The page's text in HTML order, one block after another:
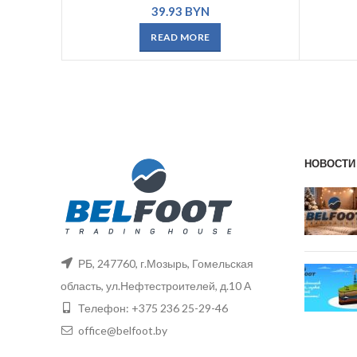
39.93 BYN
READ MORE
РБ, 247760, г.Мозырь, Гомельская
область, ул.Нефтестроителей, д.10 А
Телефон: +375 236 25-29-46
office@belfoot.by
НОВОСТИ